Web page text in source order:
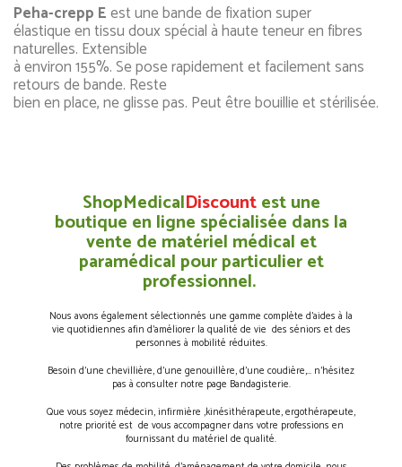
Peha-crepp Eest une bande de fixation super
élastique en tissu doux spécial à haute teneur en fibres
naturelles. Extensible
à environ 155%. Se pose rapidement et facilement sans
retours de bande. Reste
bien en place, ne glisse pas. Peut être bouillie et stérilisée.
ShopMedicalDiscountest une
boutique en ligne spécialisée dans la
vente de matériel médical et
paramédical pour particulier et
professionnel.
Nous avons également sélectionnés une gamme complète d’aides à la
vie quotidiennes afin d’améliorer la qualité de vie des séniors et des
personnes à mobilité réduites.
Besoin d’une chevillière, d’une genouillère, d’une coudière,… n’hésitez
pas à consulter notre page Bandagisterie.
Que vous soyez médecin, infirmière ,kinésithérapeute, ergothérapeute,
notre priorité est de vous accompagner dans votre professions en
fournissant du matériel de qualité.